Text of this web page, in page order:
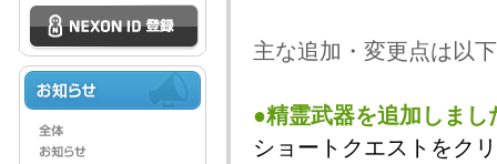
主な追加・変更点は以
●精霊武器を追加しまし
ショートクエストをク